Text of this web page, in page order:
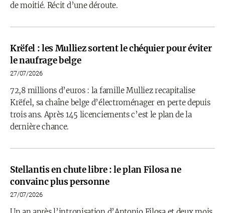
de moitié. Récit d’une déroute.
Krëfel : les Mulliez sortent le chéquier pour éviter
le naufrage belge
27/07/2026
72,8 millions d’euros : la famille Mulliez recapitalise
Krëfel, sa chaîne belge d’électroménager en perte depuis
trois ans. Après 145 licenciements c’est le plan de la
dernière chance.
Stellantis en chute libre : le plan Filosa ne
convainc plus personne
27/07/2026